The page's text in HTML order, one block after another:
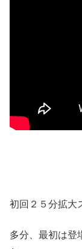
初回２５分拡大
多分、最初は登